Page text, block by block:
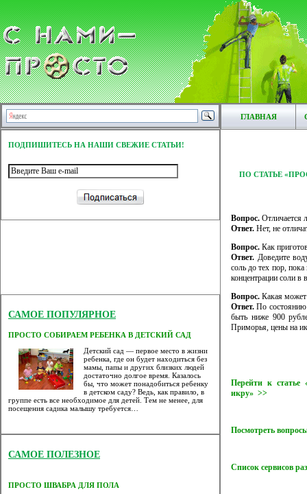
ГЛАВНАЯ
ПОДПИШИТЕСЬ НА НАШИ СВЕЖИЕ СТАТЬИ!
САМОЕ ПОПУЛЯРНОЕ
ПРОСТО СОБИРАЕМ РЕБЕНКА В ДЕТСКИЙ САД
Детский сад — первое место в жизни
ребенка, где он будет находиться без
мамы, папы и других близких людей
достаточно долгое время. Казалось
бы, что может понадобиться ребенку
в детском саду? Ведь, как правило, в
группе есть все необходимое для детей. Тем не менее, для
посещения садика малышу требуется…
САМОЕ ПОЛЕЗНОЕ
ПРОСТО ШВАБРА ДЛЯ ПОЛА
ПО СТАТЬЕ
Вопрос. Отличается
Ответ. Нет, не
Вопрос. Как
Ответ. Доведите
соль до тех пор,
концентрации соли в
Вопрос. Какая может
Ответ. По состоянию
быть ниже 900
Приморья, цены на
Перейти к
икру» >>
Посмотреть
Список сервисов